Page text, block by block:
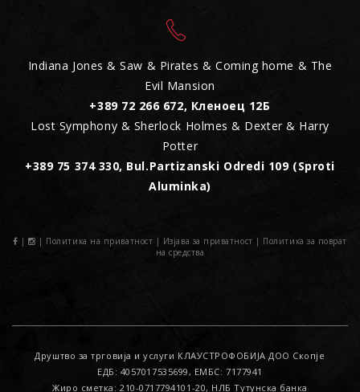
Indiana Jones & Saw & Pirates & Coming home & The
Evil Mansion
+389 72 266 672, Кленоец 12Б
Lost Symphony & Sherlock Holmes & Dexter & Harry
Potter
+389 75 374 330, Bul.Partizanski Odredi 109 (Sproti
Aluminka)
| | Политика на приватност | Изјава за приватност | Политика за поврат
на средства
Друштво за трговија и услуги КЛАУСТРОФОБИЈА ДОО Скопје
ЕДБ: 4057017535699, ЕМБС: 7177941
Жиро сметка: 210-0717794101-20, НЛБ Тутунска банка